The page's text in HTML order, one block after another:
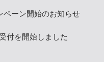
ペーン開始のお知らせ
付を開始しました